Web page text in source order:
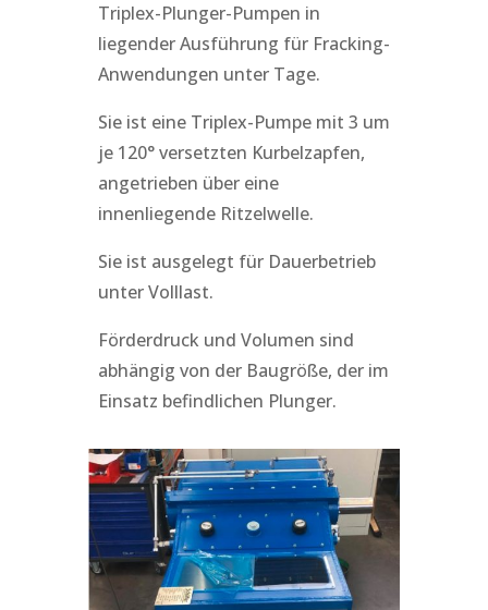
Triplex-Plunger-Pumpen in
liegender Ausführung für Fracking-
Anwendungen unter Tage.
Sie ist eine Triplex-Pumpe mit 3 um
je 120° versetzten Kurbelzapfen,
angetrieben über eine
innenliegende Ritzelwelle.
Sie ist ausgelegt für Dauerbetrieb
unter Volllast.
Förderdruck und Volumen sind
abhängig von der Baugröße, der im
Einsatz befindlichen Plunger.